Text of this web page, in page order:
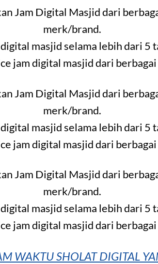
Jam Digital Masjid dari
merk/brand.
masjid selama lebih dari 5
jam digital masjid dari
Jam Digital Masjid dari
merk/brand.
masjid selama lebih dari 5
jam digital masjid dari
Jam Digital Masjid dari
merk/brand.
masjid selama lebih dari 5
jam digital masjid dari
WAKTU SHOLAT DIGITAL